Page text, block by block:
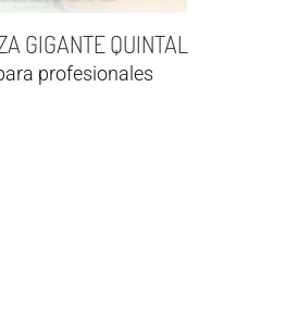
GIGANTE QUINTAL
profesionales